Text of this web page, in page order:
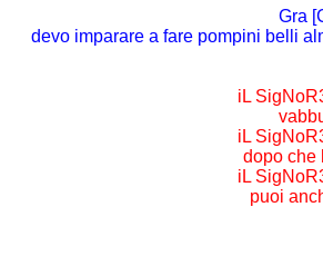
Gra
devo imparare a fare pompini belli
iL
iL
dopo che
iL
puoi